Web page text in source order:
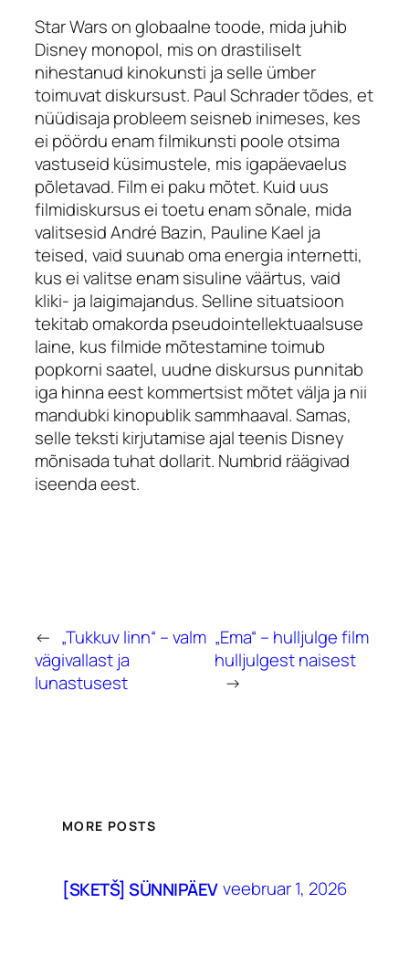
Star Wars on globaalne toode, mida juhib
Disney monopol, mis on drastiliselt
nihestanud kinokunsti ja selle ümber
toimuvat diskursust. Paul Schrader tõdes, et
nüüdisaja probleem seisneb inimeses, kes
ei pöördu enam filmikunsti poole otsima
vastuseid küsimustele, mis igapäevaelus
põletavad. Film ei paku mõtet. Kuid uus
filmidiskursus ei toetu enam sõnale, mida
valitsesid André Bazin, Pauline Kael ja
teised, vaid suunab oma energia internetti,
kus ei valitse enam sisuline väärtus, vaid
kliki- ja laigimajandus. Selline situatsioon
tekitab omakorda pseudointellektuaalsuse
laine, kus filmide mõtestamine toimub
popkorni saatel, uudne diskursus punnitab
iga hinna eest kommertsist mõtet välja ja nii
mandubki kinopublik sammhaaval. Samas,
selle teksti kirjutamise ajal teenis Disney
mõnisada tuhat dollarit. Numbrid räägivad
iseenda eest.
← „Tukkuv linn“ – valm
vägivallast ja
lunastusest
„Ema“ – hulljulge film
hulljulgest naisest
→
MORE POSTS
[SKETŠ] SÜNNIPÄEV veebruar 1, 2026